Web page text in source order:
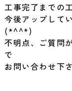
工事完了までの
今後アップして
(*^^*)
不明点、ご質問
で
お問い合わせ下さ